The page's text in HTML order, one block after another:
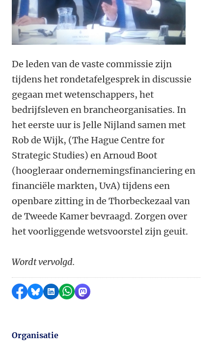
De leden van de vaste commissie zijn
tijdens het rondetafelgesprek in discussie
gegaan met wetenschappers, het
bedrijfsleven en brancheorganisaties. In
het eerste uur is Jelle Nijland samen met
Rob de Wijk, (The Hague Centre for
Strategic Studies) en Arnoud Boot
(hoogleraar ondernemingsfinanciering en
financiële markten, UvA) tijdens een
openbare zitting in de Thorbeckezaal van
de Tweede Kamerbevraagd. Zorgen over
het voorliggende wetsvoorstel zijn geuit.
Wordt vervolgd.
Delen op Facebook
Delen via Bluesky
Delen op LinkedIn
Delen via WhatsApp
Delen via Mastodon
Organisatie